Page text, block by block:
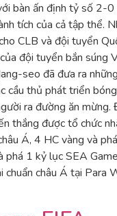
bàn ấn định tỷ số 2-
tích của cả tập thể.
CLB và đội tuyển
đội tuyển bắn súng
seo đã đưa ra
thủ phát triển
ra đường ăn
thắng được tổ chức
Á, 4 HC vàng và
1 kỷ lục SEA
châu Á tại